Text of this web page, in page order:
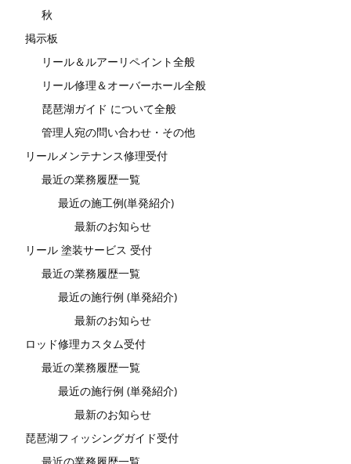
秋
掲示板
リール＆ルアーリペイント全般
リール修理＆オーバーホール全般
琵琶湖ガイド について全般
管理人宛の問い合わせ・その他
リールメンテナンス修理受付
最近の業務履歴一覧
最近の施工例(単発紹介)
最新のお知らせ
リール 塗装サービス 受付
最近の業務履歴一覧
最近の施行例 (単発紹介)
最新のお知らせ
ロッド修理カスタム受付
最近の業務履歴一覧
最近の施行例 (単発紹介)
最新のお知らせ
琵琶湖フィッシングガイド受付